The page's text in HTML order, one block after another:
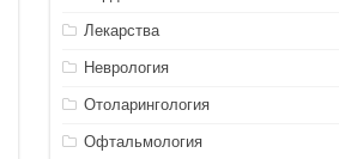
Лекарства
Неврология
Отоларингология
Офтальмология